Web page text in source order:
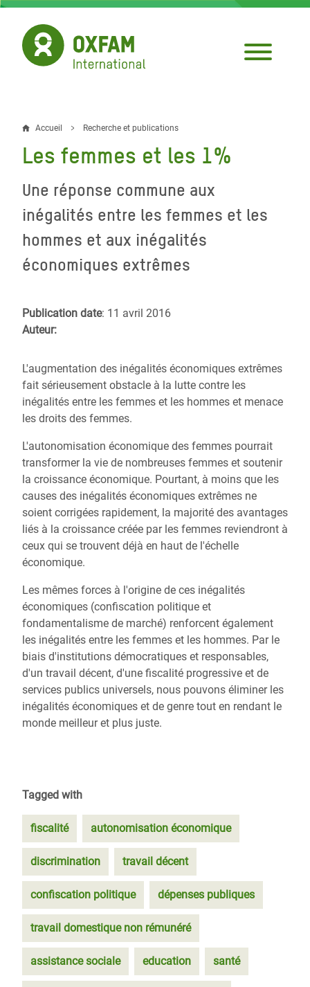
Aller
contenu
principal
Fil
d'Ariane
Accueil Recherche et publications
Les femmes et les 1%
Une réponse commune aux
inégalités entre les femmes et les
hommes et aux inégalités
économiques extrêmes
Publication date: 11 avril 2016
Auteur:
L'augmentation des inégalités économiques extrêmes
fait sérieusement obstacle à la lutte contre les
inégalités entre les femmes et les hommes et menace
les droits des femmes.
L'autonomisation économique des femmes pourrait
transformer la vie de nombreuses femmes et soutenir
la croissance économique. Pourtant, à moins que les
causes des inégalités économiques extrêmes ne
soient corrigées rapidement, la majorité des avantages
liés à la croissance créée par les femmes reviendront à
ceux qui se trouvent déjà en haut de l'échelle
économique.
Les mêmes forces à l'origine de ces inégalités
économiques (confiscation politique et
fondamentalisme de marché) renforcent également
les inégalités entre les femmes et les hommes. Par le
biais d'institutions démocratiques et responsables,
d'un travail décent, d'une fiscalité progressive et de
services publics universels, nous pouvons éliminer les
inégalités économiques et de genre tout en rendant le
monde meilleur et plus juste.
Tagged with
fiscalité autonomisation économique
discrimination travail décent
confiscation politique dépenses publiques
travail domestique non rémunéré
assistance sociale education santé